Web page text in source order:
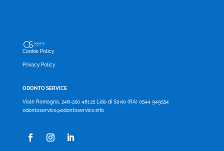
Cookie Policy
Privacy Policy
ODONTO SERVICE
Viale Romagna, 248-250 48125 Lido di Savio (RA) 0544 949554
odontoservice@odontoservice.info